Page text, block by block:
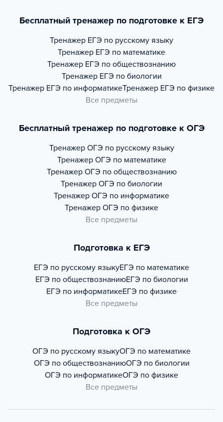
Бесплатный тренажер по подготовке к ЕГЭ
Тренажер ЕГЭ по русскому языку
Тренажер ЕГЭ по математике
Тренажер ЕГЭ по обществознанию
Тренажер ЕГЭ по биологии
Тренажер ЕГЭ по информатикеТренажер ЕГЭ по физике
Все предметы
Бесплатный тренажер по подготовке к ОГЭ
Тренажер ОГЭ по русскому языку
Тренажер ОГЭ по математике
Тренажер ОГЭ по обществознанию
Тренажер ОГЭ по биологии
Тренажер ОГЭ по информатике
Тренажер ОГЭ по физике
Все предметы
Подготовка к ЕГЭ
ЕГЭ по русскому языкуЕГЭ по математике
ЕГЭ по обществознаниюЕГЭ по биологии
ЕГЭ по информатикеЕГЭ по физике
Все предметы
Подготовка к ОГЭ
ОГЭ по русскому языкуОГЭ по математике
ОГЭ по обществознаниюОГЭ по биологии
ОГЭ по информатикеОГЭ по физике
Все предметы